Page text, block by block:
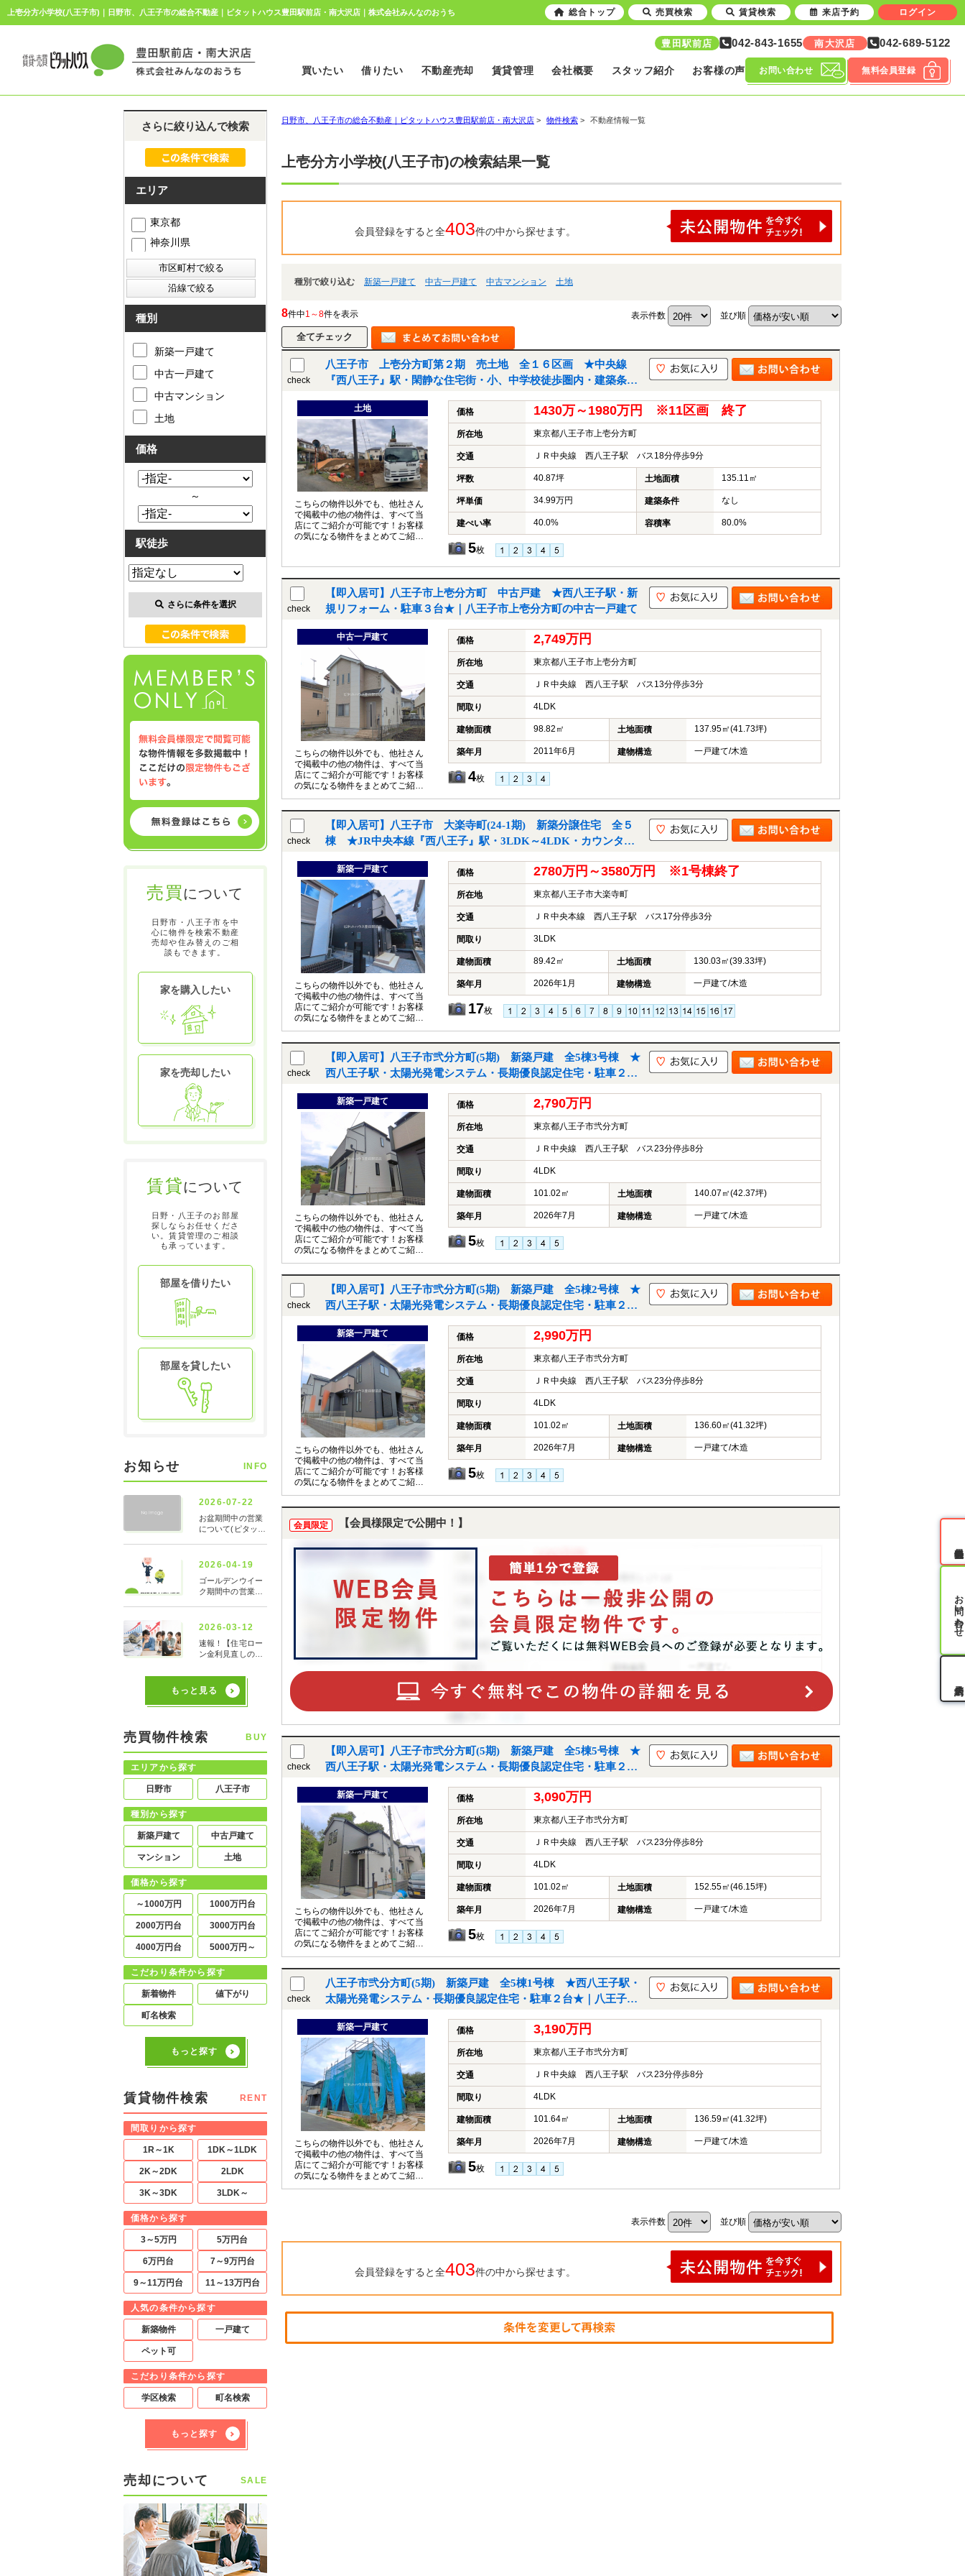
上壱分方小学校(八王子市)｜日野市、八王子市の総合不動産｜ピタットハウス豊田駅前店・南大沢店｜株式会社みんなのおうち
豊田駅前店 042-843-1655 南大沢店 042-689-5122
買いたい 借りたい 不動産売却 賃貸管理 会社概要 スタッフ紹介 お客様の声 お問い合わせ 無料会員登録
日野市、八王子市の総合不動産｜ピタットハウス豊田駅前店・南大沢店 > 物件検索 > 不動産情報一覧
上壱分方小学校(八王子市)の検索結果一覧
会員登録をすると全403件の中から探せます。
種別で絞り込む 新築一戸建て 中古一戸建て 中古マンション 土地
8件中1～8件を表示 表示件数 並び順
check
八王子市 上壱分方町第２期 売土地 全１６区画 ★中央線
『西八王子』駅・閑静な住宅街・小、中学校徒歩圏内・建築条件
土地
こちらの物件以外でも、他社さん
で掲載中の他の物件は、すべて当
店にてご紹介が可能です！お客様
の気になる物件をまとめてご紹介
お申し付けください♪
価格 1430万～1980万円 ※11区画 終了
所在地 東京都八王子市上壱分方町
交通 ＪＲ中央線 西八王子駅 バス18分停歩9分
坪数 40.87坪 土地面積 135.11㎡
坪単価 34.99万円 建築条件 なし
建ぺい率 40.0% 容積率 80.0%
5枚
check
【即入居可】八王子市上壱分方町 中古戸建 ★西八王子駅・新
規リフォーム・駐車３台★｜八王子市上壱分方町の中古一戸建て
中古一戸建て
こちらの物件以外でも、他社さん
で掲載中の他の物件は、すべて当
店にてご紹介が可能です！お客様
の気になる物件をまとめてご紹介
させていただきますので、『〇〇
お申し付けください♪
価格 2,749万円
所在地 東京都八王子市上壱分方町
交通 ＪＲ中央線 西八王子駅 バス13分停歩3分
間取り 4LDK
建物面積 98.82㎡ 土地面積 137.95㎡(41.73坪)
築年月 2011年6月 建物構造 一戸建て/木造
4枚
check
【即入居可】八王子市 大楽寺町(24-1期) 新築分譲住宅 全５
棟 ★JR中央本線『西八王子』駅・3LDK～4LDK・カウンターキ
能・都市ガス★｜八王子市大楽寺町の新築一戸建て
新築一戸建て
こちらの物件以外でも、他社さん
で掲載中の他の物件は、すべて当
店にてご紹介が可能です！お客様
の気になる物件をまとめてご紹介
させていただきますので、『〇〇
お申し付けください♪
価格 2780万円～3580万円 ※1号棟終了
所在地 東京都八王子市大楽寺町
交通 ＪＲ中央本線 西八王子駅 バス17分停歩3分
間取り 3LDK
建物面積 89.42㎡ 土地面積 130.03㎡(39.33坪)
築年月 2026年1月 建物構造 一戸建て/木造
17枚
check
【即入居可】八王子市弐分方町(5期) 新築戸建 全5棟3号棟 ★
西八王子駅・太陽光発電システム・長期優良認定住宅・駐車２台
新築一戸建て
こちらの物件以外でも、他社さん
で掲載中の他の物件は、すべて当
店にてご紹介が可能です！お客様
の気になる物件をまとめてご紹介
させていただきますので、『〇〇
お申し付けください♪
価格 2,790万円
所在地 東京都八王子市弐分方町
交通 ＪＲ中央線 西八王子駅 バス23分停歩8分
間取り 4LDK
建物面積 101.02㎡ 土地面積 140.07㎡(42.37坪)
築年月 2026年7月 建物構造 一戸建て/木造
5枚
check
【即入居可】八王子市弐分方町(5期) 新築戸建 全5棟2号棟 ★
西八王子駅・太陽光発電システム・長期優良認定住宅・駐車２台
新築一戸建て
こちらの物件以外でも、他社さん
で掲載中の他の物件は、すべて当
店にてご紹介が可能です！お客様
の気になる物件をまとめてご紹介
させていただきますので、『〇〇
価格 2,990万円
所在地 東京都八王子市弐分方町
交通 ＪＲ中央線 西八王子駅 バス23分停歩8分
間取り 4LDK
建物面積 101.02㎡ 土地面積 136.60㎡(41.32坪)
築年月 2026年7月 建物構造 一戸建て/木造
5枚
会員限定 【会員様限定で公開中！】
check
【即入居可】八王子市弐分方町(5期) 新築戸建 全5棟5号棟 ★
西八王子駅・太陽光発電システム・長期優良認定住宅・駐車２台
新築一戸建て
こちらの物件以外でも、他社さん
で掲載中の他の物件は、すべて当
店にてご紹介が可能です！お客様
の気になる物件をまとめてご紹介
させていただきますので、『〇〇
お申し付けください♪
価格 3,090万円
所在地 東京都八王子市弐分方町
交通 ＪＲ中央線 西八王子駅 バス23分停歩8分
間取り 4LDK
建物面積 101.02㎡ 土地面積 152.55㎡(46.15坪)
築年月 2026年7月 建物構造 一戸建て/木造
5枚
check
八王子市弐分方町(5期) 新築戸建 全5棟1号棟 ★西八王子駅・
太陽光発電システム・長期優良認定住宅・駐車２台★｜八王子市
新築一戸建て
こちらの物件以外でも、他社さん
で掲載中の他の物件は、すべて当
店にてご紹介が可能です！お客様
の気になる物件をまとめてご紹介
させていただきますので、『〇〇
価格 3,190万円
所在地 東京都八王子市弐分方町
交通 ＪＲ中央線 西八王子駅 バス23分停歩8分
間取り 4LDK
建物面積 101.64㎡ 土地面積 136.59㎡(41.32坪)
築年月 2026年7月 建物構造 一戸建て/木造
5枚
表示件数 並び順
会員登録をすると全403件の中から探せます。
さらに絞り込んで検索
エリア
東京都
神奈川県
種別
新築一戸建て
中古一戸建て
中古マンション
土地
価格
～
駅徒歩
さらに条件を選択
売買について
日野市・八王子市を中
心に物件を検索不動産
売却や住み替えのご相
談もできます。
家を購入したい
家を売却したい
賃貸について
日野・八王子のお部屋
探しならお任せくださ
い。賃貸管理のご相談
も承っています。
部屋を借りたい
部屋を貸したい
お知らせ INFO
もっと見る
売買物件検索 BUY
エリアから探す
日野市 八王子市
種別から探す
新築戸建て 中古戸建て
マンション 土地
価格から探す
～1000万円 1000万円台
2000万円台 3000万円台
4000万円台 5000万円～
こだわり条件から探す
新着物件 値下がり
町名検索
もっと探す
賃貸物件検索 RENT
間取りから探す
1R～1K 1DK～1LDK
2K～2DK 2LDK
3K～3DK 3LDK～
価格から探す
3～5万円 5万円台
6万円台 7～9万円台
9～11万円台 11～13万円台
人気の条件から探す
新築物件 一戸建て
ペット可
こだわり条件から探す
学区検索 町名検索
もっと探す
売却について SALE
総合トップ 売買検索 賃貸検索 来店予約 ログイン
お問い合わせ